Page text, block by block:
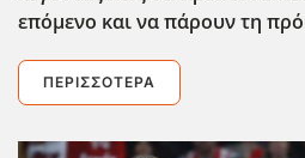
επόμενο και να πάρουν τη
ΠΕΡΙΣΣΌΤΕΡΑ